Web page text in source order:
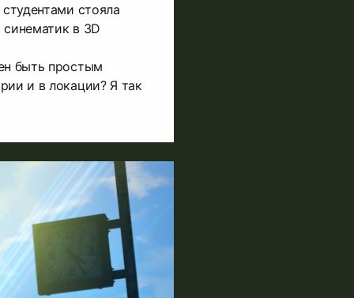
стояла
синематик в 3D
быть простым
и в локации? Я так